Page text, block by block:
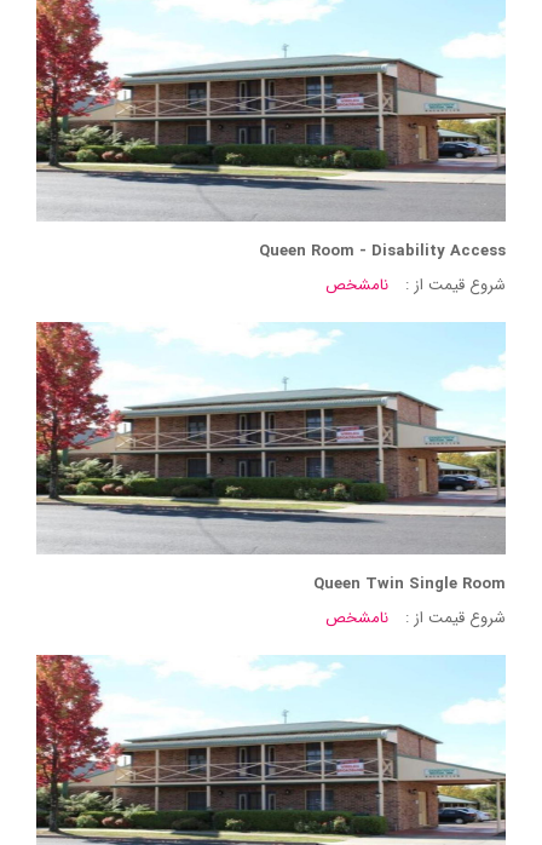
Queen Room - Disability Access
شروع قیمت از :
نامشخص
Queen Twin Single Room
شروع قیمت از :
نامشخص